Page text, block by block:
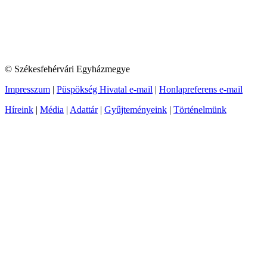
© Székesfehérvári Egyházmegye
Impresszum | Püspökség Hivatal e-mail | Honlapreferens e-mail
Híreink | Média | Adattár| Gyűjteményeink | Történelmünk